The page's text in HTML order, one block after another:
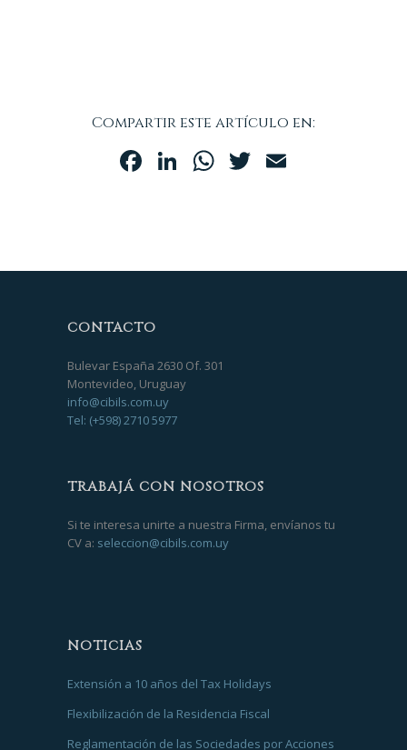
Compartir este artículo en:
Facebook
LinkedIn
WhatsApp
Twitter
CONTACTO
Bulevar España 2630 Of. 301
Montevideo, Uruguay
info@cibils.com.uy
Tel: (+598) 2710 5977
TRABAJÁ CON NOSOTROS
Si te interesa unirte a nuestra Firma, envíanos tu
CV a: seleccion@cibils.com.uy
NOTICIAS
Extensión a 10 años del Tax Holidays
Flexibilización de la Residencia Fiscal
Reglamentación de las Sociedades por Acciones